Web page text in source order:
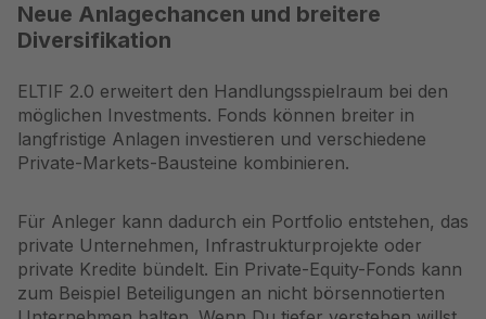
Neue Anlagechancen und breitere
Diversifikation
ELTIF 2.0 erweitert den Handlungsspielraum bei den
möglichen Investments. Fonds können breiter in
langfristige Anlagen investieren und verschiedene
Private-Markets-Bausteine kombinieren.
Für Anleger kann dadurch ein Portfolio entstehen, das
private Unternehmen, Infrastrukturprojekte oder
private Kredite bündelt. Ein Private-Equity-Fonds kann
zum Beispiel Beteiligungen an nicht börsennotierten